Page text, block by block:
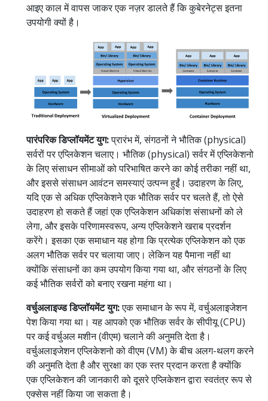
आइए काल में वापस जाकर एक नज़र डालते हैं कि कुबेरनेट्स इतना
उपयोगी क्यों है।
पारंपरिक डिप्लॉयमेंट युग:प्रारंभ में, संगठनों ने भौतिक (physical)
सर्वरों पर एप्लिकेशन चलाए। भौतिक (physical) सर्वर में एप्लिकेशनो
के लिए संसाधन सीमाओं को परिभाषित करने का कोई तरीका नहीं था,
और इससे संसाधन आवंटन समस्याएं उत्पन्न हुईं। उदाहरण के लिए,
यदि एक से अधिक एप्लिकेशने एक भौतिक सर्वर पर चलते हैं, तो ऐसे
उदाहरण हो सकते हैं जहां एक एप्लिकेशन अधिकांश संसाधनों को ले
लेगा, और इसके परिणामस्वरूप, अन्य एप्लिकेशने खराब प्रदर्शन
करेंगे। इसका एक समाधान यह होगा कि प्रत्येक एप्लिकेशन को एक
अलग भौतिक सर्वर पर चलाया जाए। लेकिन यह पैमाना नहीं था
क्योंकि संसाधनों का कम उपयोग किया गया था, और संगठनों के लिए
कई भौतिक सर्वरों को बनाए रखना महंगा था।
वर्चुअलाइज्ड डिप्लॉयमेंट युग:एक समाधान के रूप में, वर्चुअलाइजेशन
पेश किया गया था। यह आपको एक भौतिक सर्वर के सीपीयू (CPU)
पर कई वर्चुअल मशीन (वीएम) चलाने की अनुमति देता है।
वर्चुअलाइजेशन एप्लिकेशनो को वीएम (VM) के बीच अलग-थलग करने
की अनुमति देता है और सुरक्षा का एक स्तर प्रदान करता है क्योंकि
एक एप्लिकेशन की जानकारी को दूसरे एप्लिकेशन द्वारा स्वतंत्र रूप से
एक्सेस नहीं किया जा सकता है।